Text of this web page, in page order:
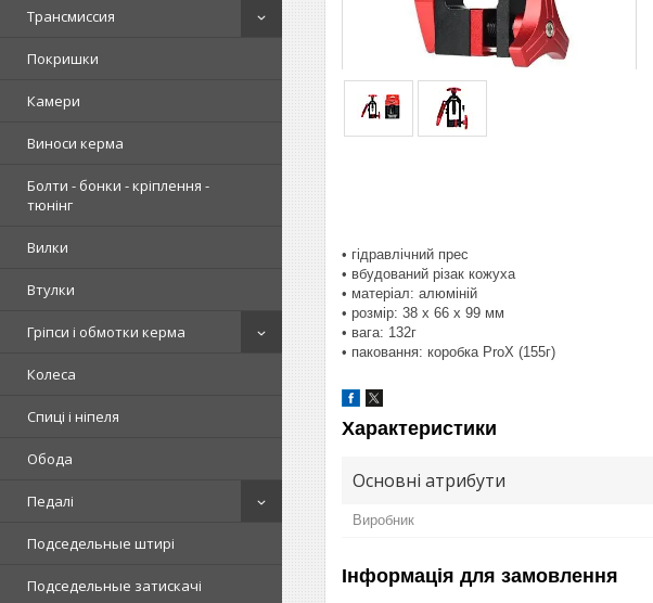
Трансмиссия
Покришки
Камери
Виноси керма
Болти - бонки - кріплення -
тюнінг
Вилки
Втулки
Гріпси і обмотки керма
Колеса
Спиці і ніпеля
Обода
Педалі
Подседельные штирі
Подседельные затискачі
• гідравлічний прес
• вбудований різак кожуха
• матеріал: алюміній
• розмір: 38 х 66 х 99 мм
• вага: 132г
• паковання: коробка ProX (155г)
Характеристики
Основні атрибути
Виробник
Інформація для замовлення